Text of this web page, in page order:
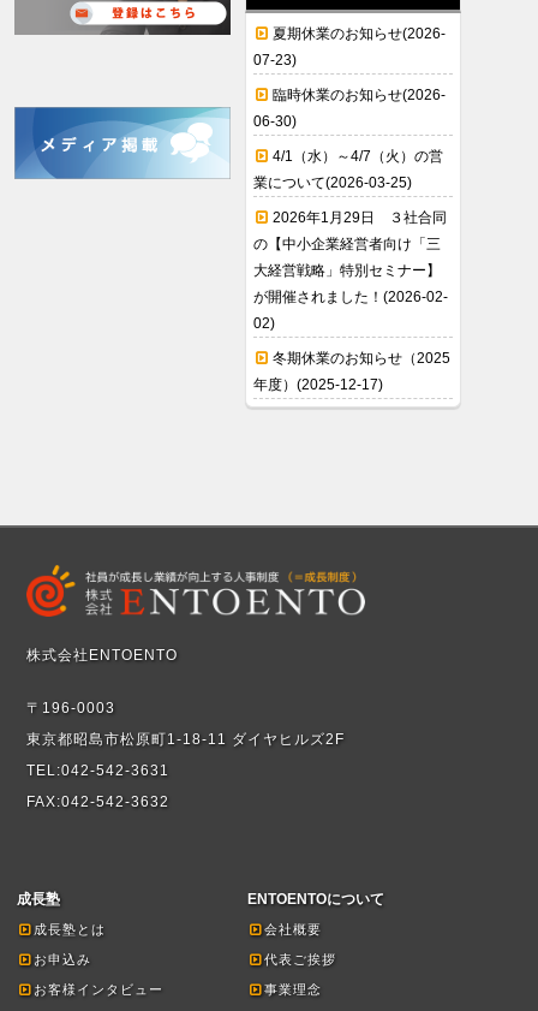
夏期休業のお知らせ(2026-
07-23)
臨時休業のお知らせ(2026-
06-30)
4/1（水）～4/7（火）の営
業について(2026-03-25)
2026年1月29日 ３社合同
の【中小企業経営者向け「三
大経営戦略」特別セミナー】
が開催されました！(2026-02-
02)
冬期休業のお知らせ（2025
年度）(2025-12-17)
株式会社ENTOENTO
〒196-0003
東京都昭島市松原町1-18-11 ダイヤヒルズ2F
TEL:042-542-3631
FAX:042-542-3632
成長塾
成長塾とは
お申込み
お客様インタビュー
ENTOENTOについて
会社概要
代表ご挨拶
事業理念